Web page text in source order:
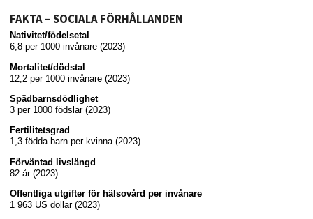
FAKTA – SOCIALA FÖRHÅLLANDEN
Nativitet/födelsetal
6,8 per 1000 invånare (2023)
Mortalitet/dödstal
12,2 per 1000 invånare (2023)
Spädbarnsdödlighet
3 per 1000 födslar (2023)
Fertilitetsgrad
1,3 födda barn per kvinna (2023)
Förväntad livslängd
82 år (2023)
Offentliga utgifter för hälsovård per invånare
1 963 US dollar (2023)